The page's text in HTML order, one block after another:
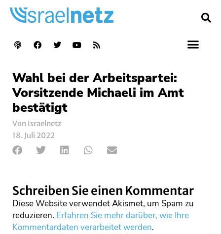
Wahl bei der Arbeitspartei:
Vorsitzende Michaeli im Amt
bestätigt
Von Israelnetz
18. Juli 2022
Schreiben Sie einen Kommentar
Diese Website verwendet Akismet, um Spam zu
reduzieren. Erfahren Sie mehr darüber, wie Ihre
Kommentardaten verarbeitet werden.